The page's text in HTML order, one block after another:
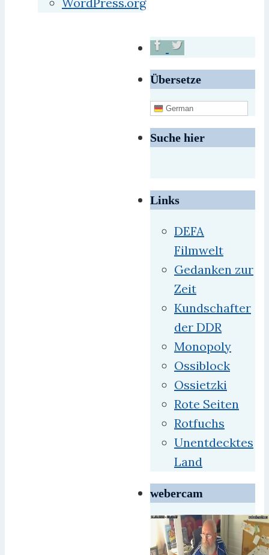
Übersetze
German
Suche hier
Links
DEFA
Filmwelt
Gedanken zur
Zeit
Kundschafter
der DDR
Monopoly
Ossiblock
Ossietzki
Rote Seiten
Rotfuchs
Unentdecktes
Land
webercam